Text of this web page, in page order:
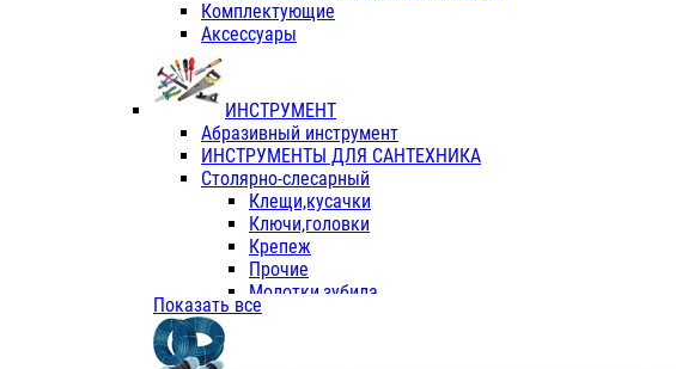
Комплектующие
Аксессуары
ИНСТРУМЕНТ
Абразивный инструмент
ИНСТРУМЕНТЫ ДЛЯ САНТЕХНИКА
Столярно-слесарный
Клещи,кусачки
Ключи,головки
Крепеж
Прочие
Молотки,зубила
Пассатижи,тонкогубцы,утконосы
Показать все